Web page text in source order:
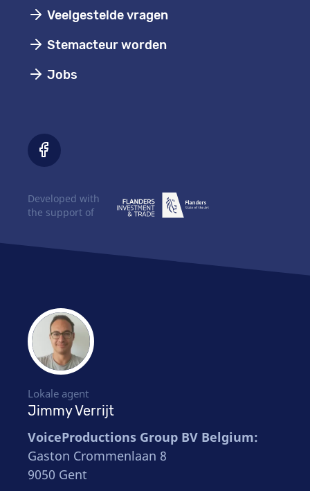
Veelgestelde vragen
Stemacteur worden
Jobs
Lokale agent
Jimmy Verrijt
VoiceProductions Group BV Belgium:
Gaston Crommenlaan 8
9050 Gent
Developed with
the support of